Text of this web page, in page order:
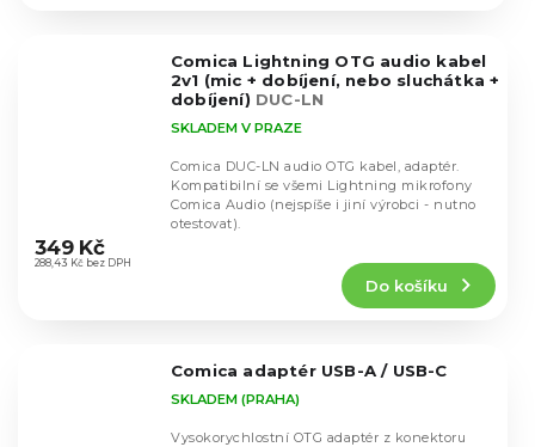
Comica Lightning OTG audio kabel
2v1 (mic + dobíjení, nebo sluchátka +
dobíjení) DUC-LN
hodnocení
produktu
SKLADEM V PRAZE
288,43 Kč bez DPH
349 Kč
Do košíku
Comica DUC-LN audio OTG kabel, adaptér.
Kompatibilní se všemi Lightning mikrofony
Comica Audio (nejspíše i jiní výrobci - nutno
otestovat).
Comica adaptér USB-A / USB-C
SKLADEM (PRAHA)
Vysokorychlostní OTG adaptér z konektoru